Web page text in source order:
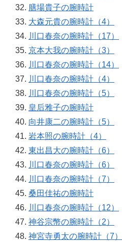
膳場貴子の腕時計
大森元貴の腕時計（4）
川口春奈の腕時計（17）
京本大我の腕時計（3）
川口春奈の腕時計（14）
川口春奈の腕時計（4）
川口春奈の腕時計（5）
皇后雅子の腕時計
向井康二の腕時計（5）
岩本照の腕時計（4）
東出昌大の腕時計（6）
川口春奈の腕時計（6）
川口春奈の腕時計（7）
桑田佳祐の腕時計
川口春奈の腕時計（12）
神谷宗幣の腕時計（2）
神宮寺勇太の腕時計（7）